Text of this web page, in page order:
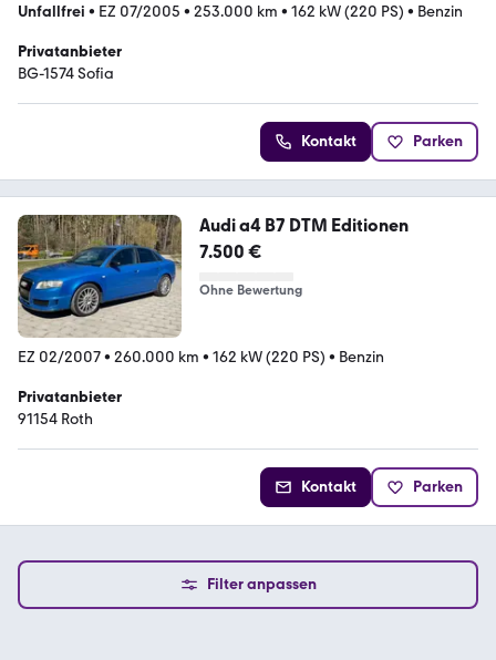
Unfallfrei • EZ 07/2005 • 253.000 km • 162 kW (220 PS) • Benzin
Privatanbieter
BG-1574 Sofia
Kontakt Parken
Audi a4 B7 DTM Editionen
7.500 €
Ohne Bewertung
EZ 02/2007• 260.000 km • 162 kW (220 PS) • Benzin
Privatanbieter
91154 Roth
Kontakt Parken
Filter anpassen